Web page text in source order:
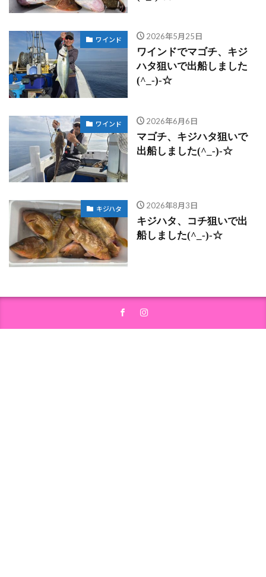
ワインド 2026年5月25日
ワインドでマゴチ、キジ
ハタ狙いで出船しました
(^_-)-☆
ワインド 2026年6月6日
マゴチ、キジハタ狙いで
出船しました(^_-)-☆
キジハタ 2026年8月3日
キジハタ、コチ狙いで出
船しました(^_-)-☆